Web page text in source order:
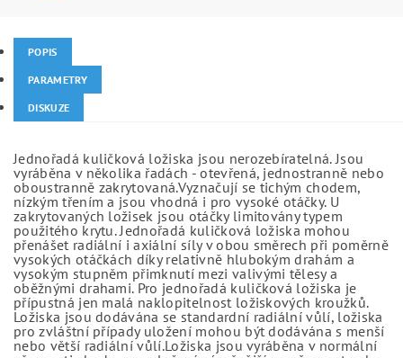
POPIS
PARAMETRY
DISKUZE
Jednořadá kuličková ložiska jsou nerozebíratelná. Jsou
vyráběna v několika řadách - otevřená, jednostranně nebo
oboustranně zakrytovaná.Vyznačují se tichým chodem,
nízkým třením a jsou vhodná i pro vysoké otáčky. U
zakrytovaných ložisek jsou otáčky limitovány typem
použitého krytu. Jednořadá kuličková ložiska mohou
přenášet radiální i axiální síly v obou směrech při poměrně
vysokých otáčkách díky relativně hlubokým drahám a
vysokým stupněm přimknutí mezi valivými tělesy a
oběžnými drahami. Pro jednořadá kuličková ložiska je
přípustná jen malá naklopitelnost ložiskových kroužků.
Ložiska jsou dodávána se standardní radiální vůlí, ložiska
pro zvláštní případy uložení mohou být dodávána s menší
nebo větší radiální vůlí.Ložiska jsou vyráběna v normální